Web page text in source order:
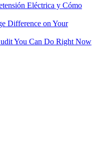
Eléctrica y Cómo
Difference on Your
You Can Do Right Now